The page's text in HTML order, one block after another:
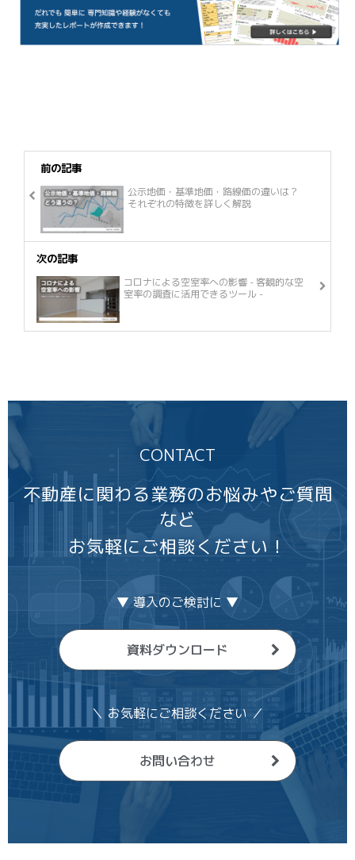
前の記事
公示地価・基準地価・路線価の違いは？
それぞれの特徴を詳しく解説
次の記事
コロナによる空室率への影響 - 客観的な空
室率の調査に活用できるツール -
CONTACT
不動産に関わる業務のお悩みやご質問
など
お気軽にご相談ください！
▼ 導入のご検討に ▼
資料ダウンロード
＼ お気軽にご相談ください ／
お問い合わせ